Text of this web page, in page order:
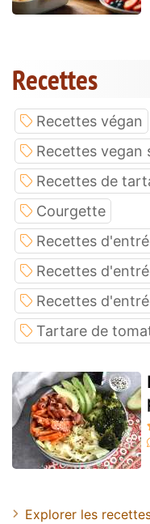
Recettes
Recettes végan
Recettes vegan
Recettes de
Courgette
Recettes
Recettes
Recettes
Tartare de
Explorer les